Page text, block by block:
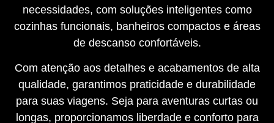
necessidades, com soluções inteligentes como
cozinhas funcionais, banheiros compactos e áreas
de descanso confortáveis.
Com atenção aos detalhes e acabamentos de alta
qualidade, garantimos praticidade e durabilidade
para suas viagens. Seja para aventuras curtas ou
longas, proporcionamos liberdade e conforto para